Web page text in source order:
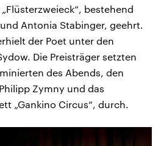
bestehend
Antonia Stabinger, geehrt.
der Poet unter den
Die Preisträger setzten
des Abends, den
Zymny und das
„Gankino Circus“, durch.